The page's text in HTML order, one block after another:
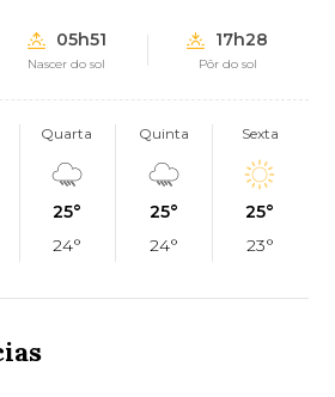
05h51
Nascer do sol
17h28
Pôr do sol
Quarta
25°
24°
Quinta
25°
24°
Sexta
25°
23°